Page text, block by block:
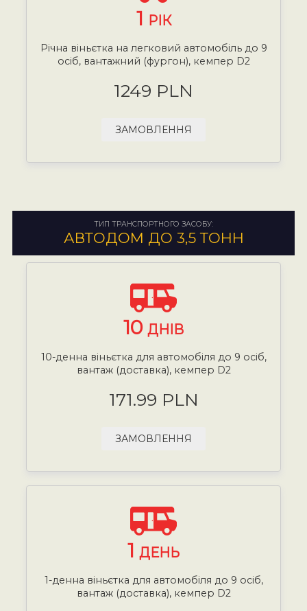
1 РІК
Річна віньєтка на легковий автомобіль до 9
осіб, вантажний (фургон), кемпер D2
1249 PLN
ЗАМОВЛЕННЯ
ТИП ТРАНСПОРТНОГО ЗАСОБУ:
АВТОДОМ ДО 3,5 ТОНН
10 ДНІВ
10-денна віньєтка для автомобіля до 9 осіб,
вантаж (доставка), кемпер D2
171.99 PLN
ЗАМОВЛЕННЯ
1 ДЕНЬ
1-денна віньєтка для автомобіля до 9 осіб,
вантаж (доставка), кемпер D2